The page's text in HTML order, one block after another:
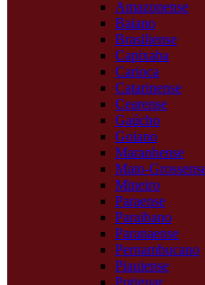
Amazonense
Baiano
Brasiliense
Capixaba
Carioca
Catarinense
Cearense
Gaúcho
Goiano
Maranhense
Mato-
Mineiro
Paraense
Paraibano
Paranaense
Pernambucano
Piauiense
Potiguar